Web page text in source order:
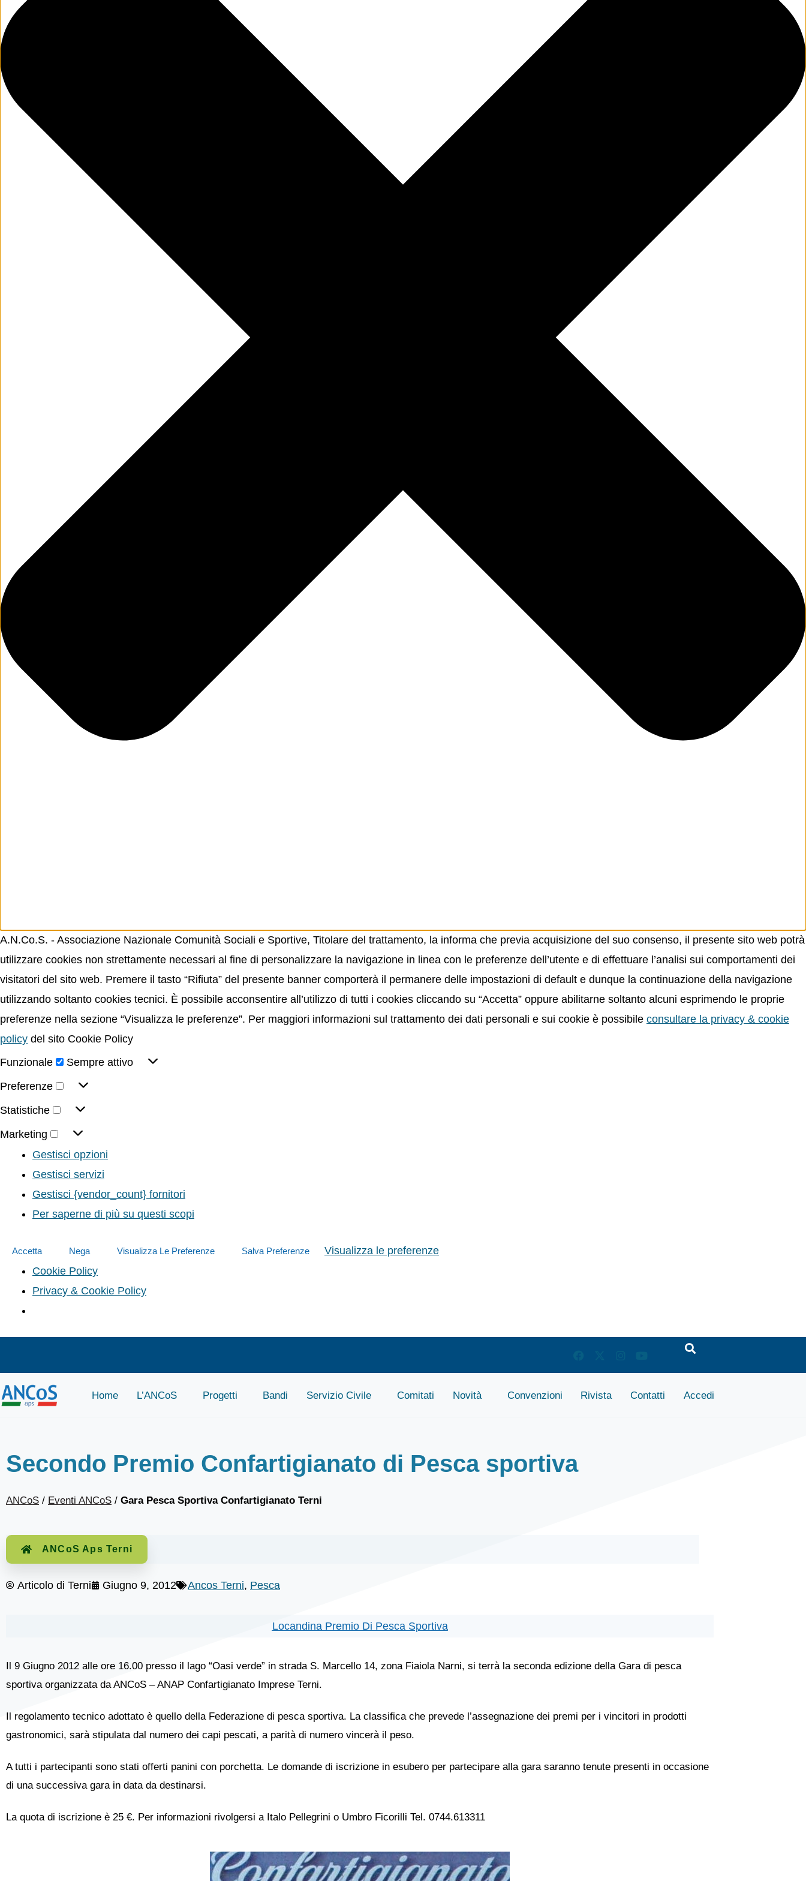
A.N.Co.S. - Associazione Nazionale Comunità Sociali e Sportive, Titolare del trattamento, la informa che previa acquisizione del suo consenso, il presente sito web potrà
utilizzare cookies non strettamente necessari al fine di personalizzare la navigazione in linea con le preferenze dell’utente e di effettuare l’analisi sui comportamenti dei
visitatori del sito web. Premere il tasto “Rifiuta” del presente banner comporterà il permanere delle impostazioni di default e dunque la continuazione della navigazione
utilizzando soltanto cookies tecnici. È possibile acconsentire all’utilizzo di tutti i cookies cliccando su “Accetta” oppure abilitarne soltanto alcuni esprimendo le proprie
preferenze nella sezione “Visualizza le preferenze”. Per maggiori informazioni sul trattamento dei dati personali e sui cookie è possibile consultare la privacy & cookie
policy del sito Cookie Policy
Funzionale
Sempre attivo
Preferenze
Statistiche
Marketing
Gestisci opzioni
Gestisci servizi
Gestisci {vendor_count} fornitori
Per saperne di più su questi scopi
Accetta Nega Visualizza Le Preferenze Salva Preferenze
Visualizza le preferenze
Cookie Policy
Privacy & Cookie Policy
Home L’ANCoS Progetti Bandi Servizio Civile Comitati Novità Convenzioni Rivista Contatti Accedi
Secondo Premio Confartigianato di Pesca sportiva
ANCoS / Eventi ANCoS / Gara Pesca Sportiva Confartigianato Terni
ANCoS Aps Terni
Articolo di Terni Giugno 9, 2012 Ancos Terni, Pesca
Locandina Premio Di Pesca Sportiva
Il 9 Giugno 2012 alle ore 16.00 presso il lago “Oasi verde” in strada S. Marcello 14, zona Fiaiola Narni, si terrà la seconda edizione della Gara di pesca
sportiva organizzata da ANCoS – ANAP Confartigianato Imprese Terni.
Il regolamento tecnico adottato è quello della Federazione di pesca sportiva. La classifica che prevede l’assegnazione dei premi per i vincitori in prodotti
gastronomici, sarà stipulata dal numero dei capi pescati, a parità di numero vincerà il peso.
A tutti i partecipanti sono stati offerti panini con porchetta. Le domande di iscrizione in esubero per partecipare alla gara saranno tenute presenti in occasione
di una successiva gara in data da destinarsi.
La quota di iscrizione è 25 €. Per informazioni rivolgersi a Italo Pellegrini o Umbro Ficorilli Tel. 0744.613311